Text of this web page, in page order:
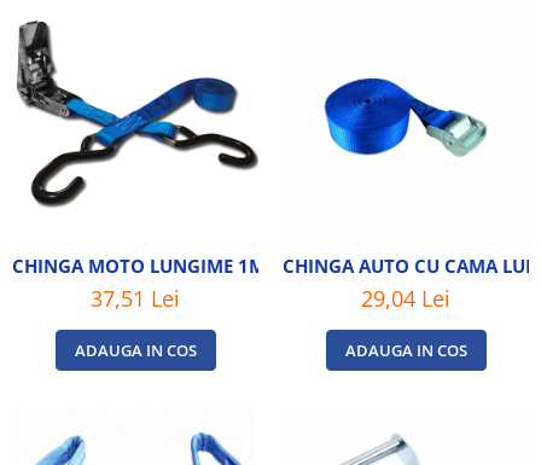
CHINGA MOTO LUNGIME 1M80
37,51 Lei
ADAUGA IN COS
CHINGA AUTO CU CAMA
29,04 Lei
ADAUGA IN COS